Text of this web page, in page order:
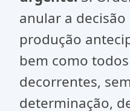
anular a
produção
bem como
decorrentes,
determinação,